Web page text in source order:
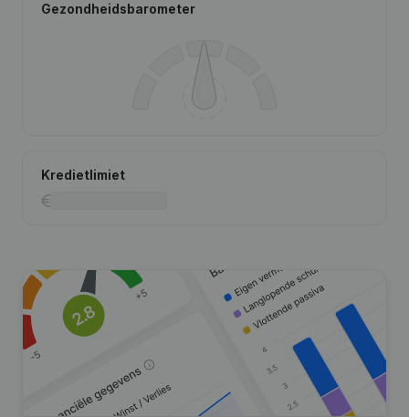
Gezondheidsbarometer
Kredietlimiet